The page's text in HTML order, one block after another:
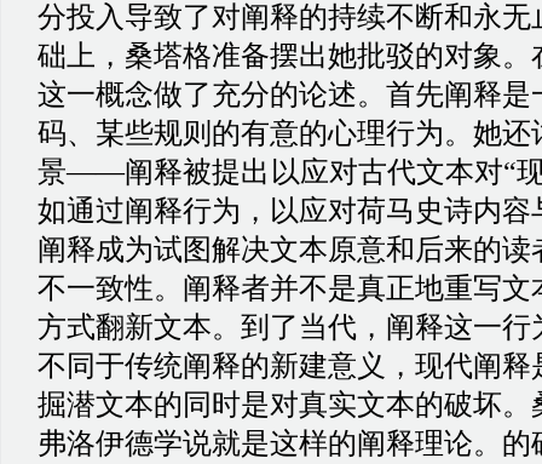
分投入导致了对阐释的持续不断和永
础上，桑塔格准备摆出她批驳的对象
这一概念做了充分的论述。首先阐释
码、某些规则的有意的心理行为。她
景——阐释被提出以应对古代文本对“
如通过阐释行为，以应对荷马史诗内
阐释成为试图解决文本原意和后来的
不一致性。阐释者并不是真正地重写
方式翻新文本。到了当代，阐释这一
不同于传统阐释的新建意义，现代阐
掘潜文本的同时是对真实文本的破坏
弗洛伊德学说就是这样的阐释理论。